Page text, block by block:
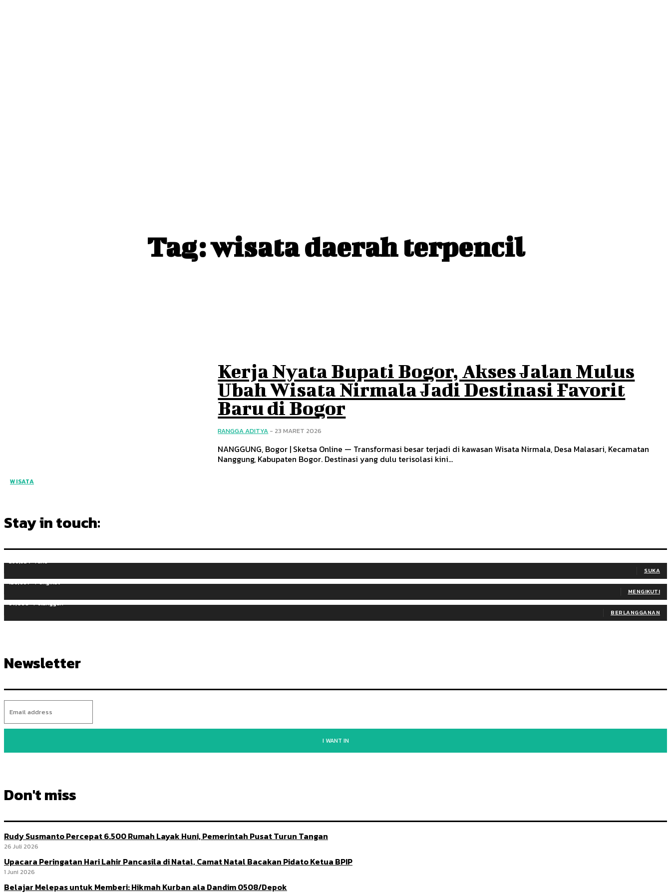
Tag:wisata daerah terpencil
WISATA
Kerja Nyata Bupati Bogor, Akses Jalan Mulus
Ubah Wisata Nirmala Jadi Destinasi Favorit
Baru di Bogor
RANGGA ADITYA - 23 MARET 2026
NANGGUNG, Bogor | Sketsa Online — Transformasi besar terjadi di kawasan Wisata Nirmala, Desa Malasari, Kecamatan
Nanggung, Kabupaten Bogor. Destinasi yang dulu terisolasi kini...
Stay in touch:
255,324 Fans
SUKA
128,657 Pengikut
MENGIKUTI
97,058 Pelanggan
BERLANGGANAN
Newsletter
I WANT IN
Don't miss
Rudy Susmanto Percepat 6.500 Rumah Layak Huni, Pemerintah Pusat Turun Tangan
26 Juli 2026
Upacara Peringatan Hari Lahir Pancasila di Natal, Camat Natal Bacakan Pidato Ketua BPIP
1 Juni 2026
Belajar Melepas untuk Memberi: Hikmah Kurban ala Dandim 0508/Depok